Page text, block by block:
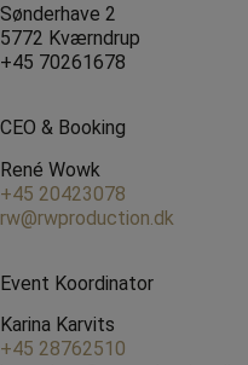
Sønderhave 2
5772 Kværndrup
+45 70261678
CEO & Booking
René Wowk
+45 20423078
rw@rwproduction.dk
Event Koordinator
Karina Karvits
+45 28762510